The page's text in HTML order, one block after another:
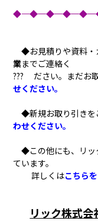
◆お見積りや資料・
業までご連絡く
??? ださい。まだお
せください。
◆新規お取り引きを
わせください。
◆この他にも、リッ
ています。
詳しくはこちら
リック株式会